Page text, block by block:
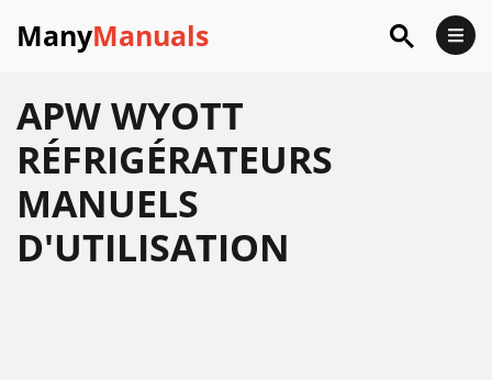
ManyManuals
APW WYOTT
RÉFRIGÉRATEURS
MANUELS
D'UTILISATION